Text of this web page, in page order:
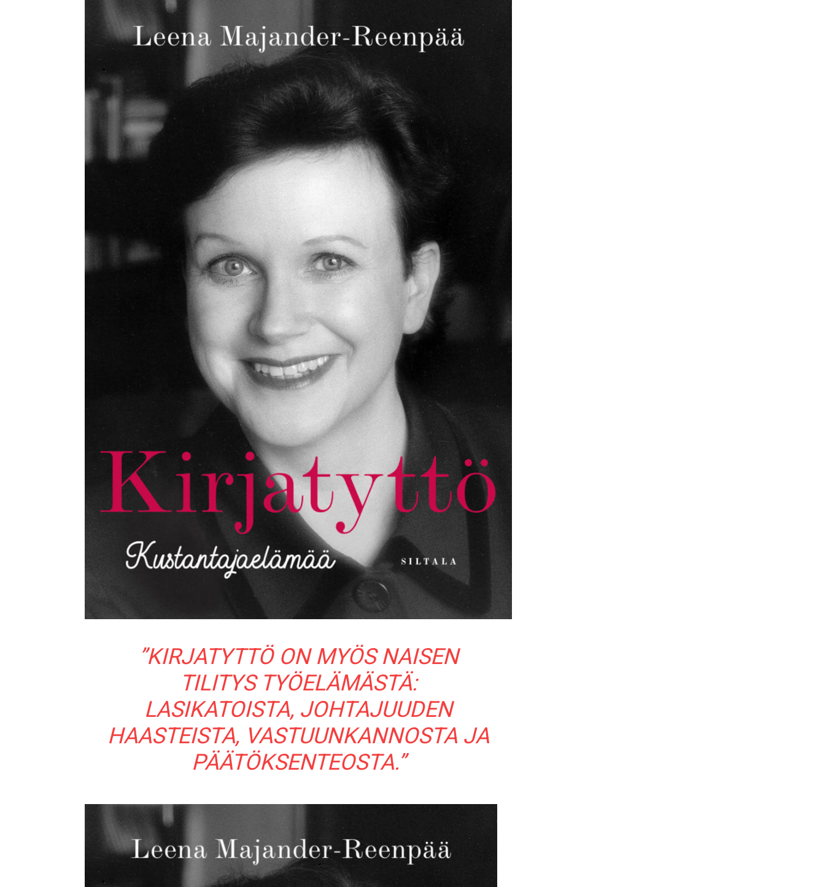
”KIRJATYTTÖ ON MYÖS NAISEN
TILITYS TYÖELÄMÄSTÄ:
LASIKATOISTA, JOHTAJUUDEN
HAASTEISTA, VASTUUNKANNOSTA JA
PÄÄTÖKSENTEOSTA.”